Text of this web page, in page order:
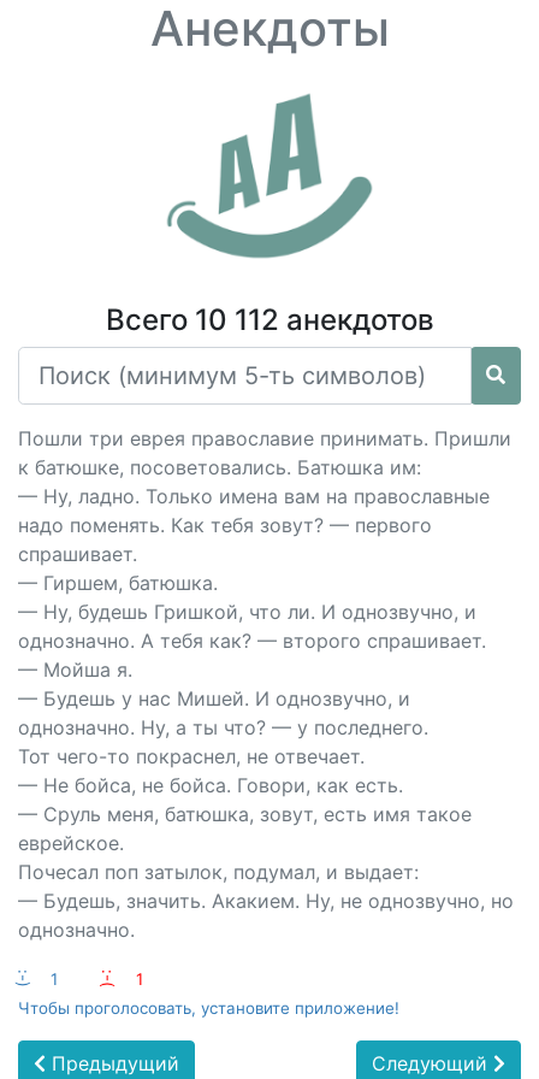
Анекдоты
Всего 10 112 анекдотов
Пошли три еврея православие принимать. Пришли
к батюшке, посоветовались. Батюшка им:
— Ну, ладно. Только имена вам на православные
надо поменять. Как тебя зовут? — первого
спрашивает.
— Гиршем, батюшка.
— Ну, будешь Гришкой, что ли. И однозвучно, и
однозначно. А тебя как? — второго спрашивает.
— Мойша я.
— Будешь у нас Мишей. И однозвучно, и
однозначно. Ну, а ты что? — у последнего.
Тот чего-то покраснел, не отвечает.
— Не бойса, не бойса. Говори, как есть.
— Сруль меня, батюшка, зовут, есть имя такое
еврейское.
Почесал поп затылок, подумал, и выдает:
— Будешь, значить. Акакием. Ну, не однозвучно, но
однозначно.
:-) 1 :-(
1
Чтобы проголосовать, установите приложение!
Предыдущий Следующий